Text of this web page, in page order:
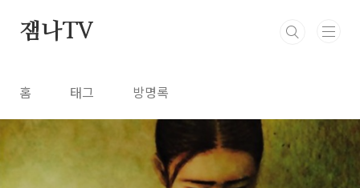
잼나TV
홈 태그 방명록